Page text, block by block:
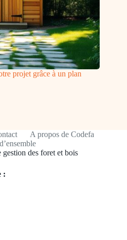
projet grâce à un plan
A propos de Codefa
des foret et bois
: